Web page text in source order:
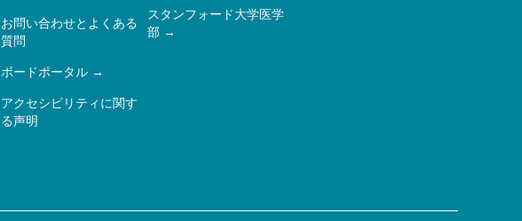
お問い合わせとよくある
質問
ボードポータル
アクセシビリティに関す
る声明
スタンフォード大学医学
部